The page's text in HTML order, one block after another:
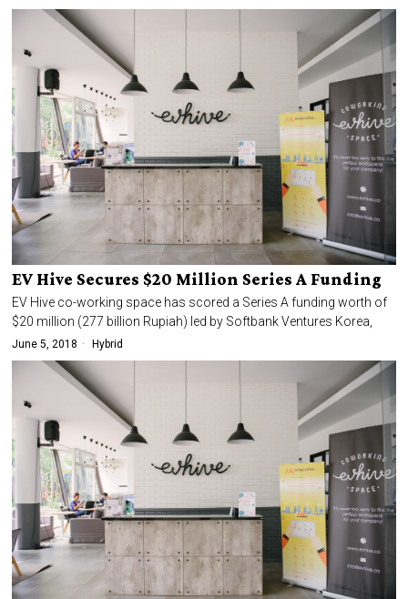
EV Hive Secures $20 Million Series A Funding
EV Hive co-working space has scored a Series A funding worth of
$20 million (277 billion Rupiah) led by Softbank Ventures Korea,
June 5, 2018 Hybrid